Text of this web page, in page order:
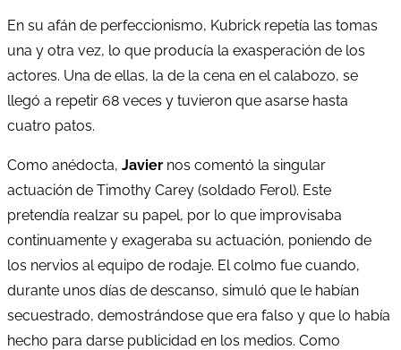
En su afán de perfeccionismo, Kubrick repetía las tomas
una y otra vez, lo que producía la exasperación de los
actores. Una de ellas, la de la cena en el calabozo, se
llegó a repetir 68 veces y tuvieron que asarse hasta
cuatro patos.
Como anédocta, Javier nos comentó la singular
actuación de Timothy Carey (soldado Ferol). Este
pretendía realzar su papel, por lo que improvisaba
continuamente y exageraba su actuación, poniendo de
los nervios al equipo de rodaje. El colmo fue cuando,
durante unos días de descanso, simuló que le habían
secuestrado, demostrándose que era falso y que lo había
hecho para darse publicidad en los medios. Como